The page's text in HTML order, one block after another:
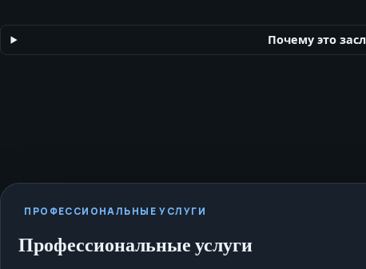
Почему это
ПРОФЕССИОНАЛЬНЫЕ УСЛУГИ
Профессиональные услуги